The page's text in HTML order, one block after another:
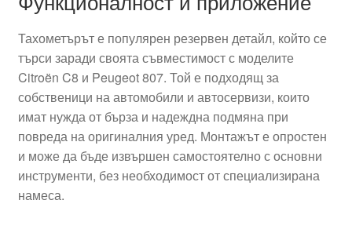
Тахометърът е популярен резервен детайл, който се
търси заради своята съвместимост с моделите
Citroën C8 и Peugeot 807. Той е подходящ за
собственици на автомобили и автосервизи, които
имат нужда от бърза и надеждна подмяна при
повреда на оригиналния уред. Монтажът е опростен
и може да бъде извършен самостоятелно с основни
инструменти, без необходимост от специализирана
намеса.